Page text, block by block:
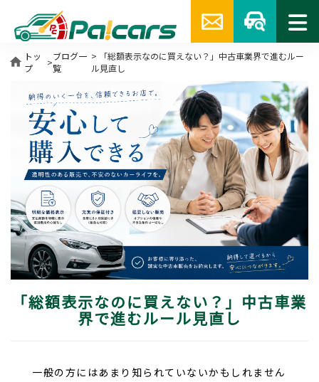
home トッ
プ
>ブログ一
覧
> 「総額表示なのに買えない？」中古車業界で進むルー
ル見直し
「総額表示なのに買えない？」中古車業
界で進むルール見直し
一般の方にはあまり知られていないかもしれません